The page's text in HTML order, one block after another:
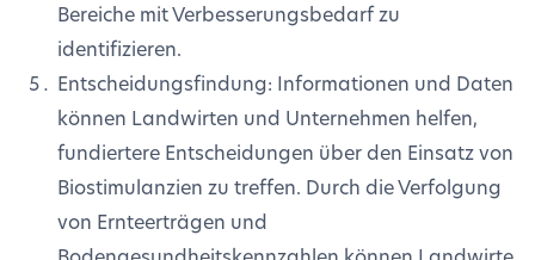
Bereiche mit Verbesserungsbedarf zu
identifizieren.
Entscheidungsfindung: Informationen und Daten
können Landwirten und Unternehmen helfen,
fundiertere Entscheidungen über den Einsatz von
Biostimulanzien zu treffen. Durch die Verfolgung
von Ernteerträgen und